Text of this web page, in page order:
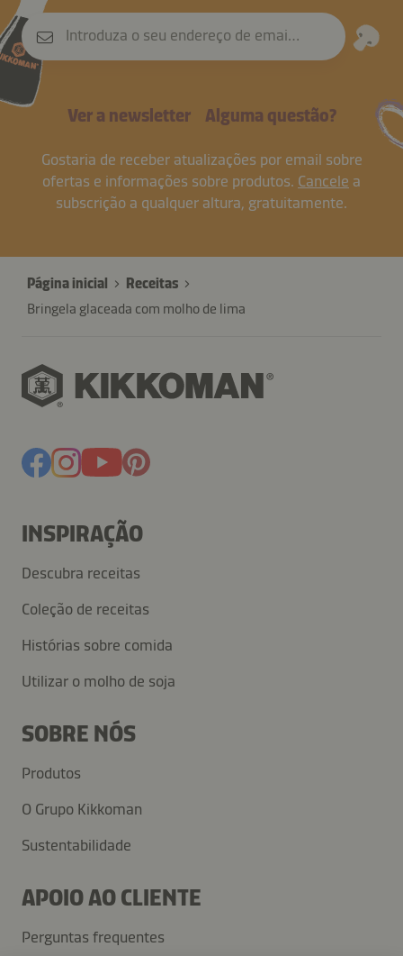
Introduza o seu endereço de email
Ver a newsletter Alguma questão?
Gostaria de receber atualizações por email sobre
ofertas e informações sobre produtos. Cancele a
subscrição a qualquer altura, gratuitamente.
Página inicial
Receitas
Bringela glaceada com molho de lima
INSPIRAÇÃO
Descubra receitas
Coleção de receitas
Histórias sobre comida
Utilizar o molho de soja
SOBRE NÓS
Produtos
O Grupo Kikkoman
Sustentabilidade
APOIO AO CLIENTE
Perguntas frequentes